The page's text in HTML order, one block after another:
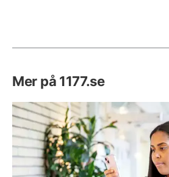
Mer på 1177.se